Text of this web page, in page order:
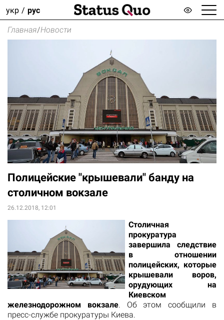
укр рус
Главная/Новости
Полицейские "крышевали" банду на
столичном вокзале
26.12.2018, 12:01
Столичная
прокуратура
завершила следствие
в отношении
полицейских, которые
крышевали воров,
орудующих на
Киевском
железнодорожном вокзале. Об этом сообщили в
пресс-службе прокуратуры Киева.